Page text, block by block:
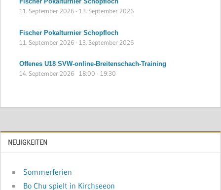
11. September 2026- 13. September 2026
Fischer Pokalturnier Schopfloch
11. September 2026- 13. September 2026
Offenes U18 SVW-online-Breitenschach-Training
14. September 2026 18:00 - 19:30
NEUIGKEITEN
Sommerferien
Bo Chu spielt in Kirchseeon